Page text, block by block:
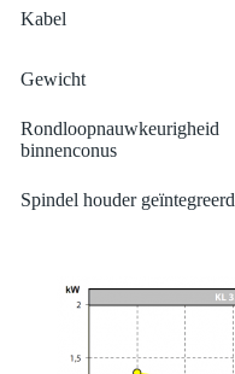
Kabel
Gewicht
Rondloopnauwkeurigheid
binnenconus
Spindel houder geïntegreerd